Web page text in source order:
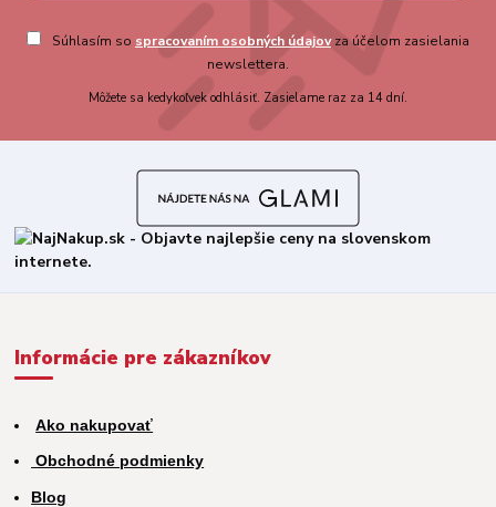
Súhlasím so spracovaním osobných údajovza účelom zasielania
newslettera.
Môžete sa kedykoľvek odhlásiť. Zasielame raz za 14 dní.
Informácie pre zákazníkov
Ako nakupovať
Obchodné podmienky
Blog